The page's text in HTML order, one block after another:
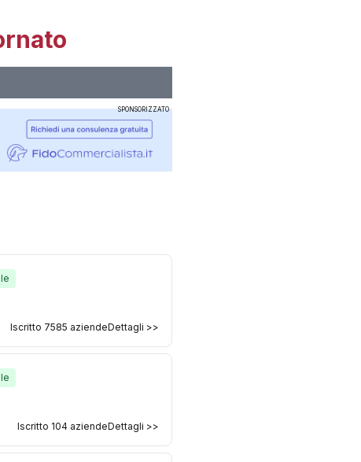
SPONSORIZZATO
Iscritto 7585 aziendeDettagli >>
Iscritto 104 aziendeDettagli >>